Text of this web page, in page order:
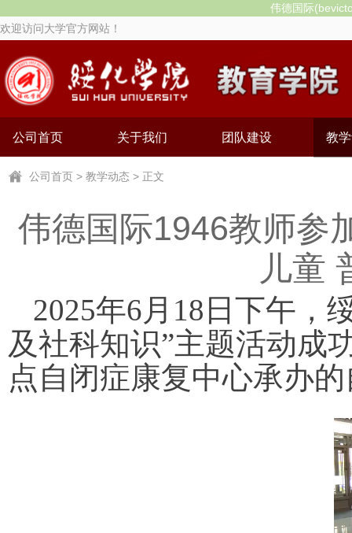
伟德国际
欢迎访问大学官方网站！
公司首页 关于我们 团队建设 教
公司首页 > 教学动态 > 正文
伟德国际1946教师参
儿童
2025年6月18日下午，
及社科知识”主题活动成
点自闭症康复中心承办